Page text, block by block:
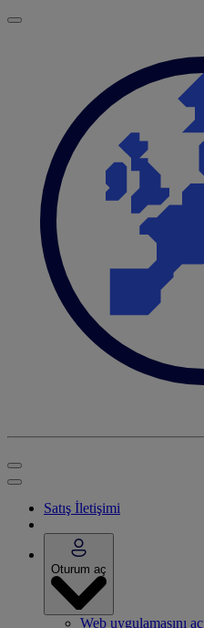
Satış İletişimi
Oturum aç
Web uygulamasını aç